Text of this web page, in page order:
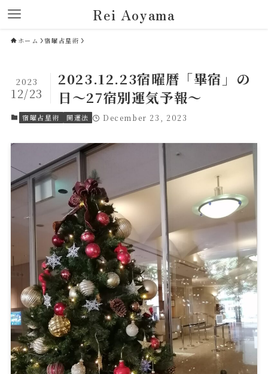
Rei Aoyama
ホーム 宿曜占星術
2023.12.23宿曜暦「畢宿」の
日～27宿別運気予報～
2023
12/23
宿曜占星術 開運法 December 23, 2023